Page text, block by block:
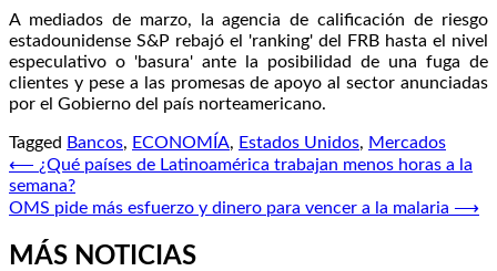
A mediados de marzo, la agencia de calificación de riesgo
estadounidense S&P rebajó el 'ranking' del FRB hasta el nivel
especulativo o 'basura' ante la posibilidad de una fuga de
clientes y pese a las promesas de apoyo al sector anunciadas
por el Gobierno del país norteamericano.
Tagged Bancos, ECONOMÍA, Estados Unidos, Mercados
Navegación
de
entradas
⟵ ¿Qué países de Latinoamérica trabajan menos horas a la
semana?
OMS pide más esfuerzo y dinero para vencer a la malaria ⟶
MÁS NOTICIAS